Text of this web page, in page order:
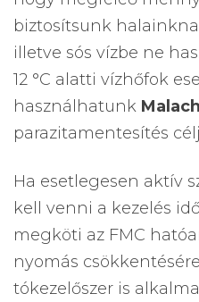
biztosítsunk
illetve sós vízbe ne
12 °C alatti vízhőfok
használhatunk
parazitamentesítés
Ha esetlegesen aktív
kell venni a kezelés
megköti az FMC
nyomás
tókezelőszer is